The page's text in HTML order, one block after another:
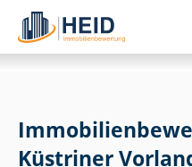
Küstriner